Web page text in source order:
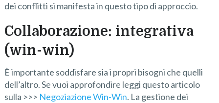
dei conflitti si manifesta in questo tipo di approccio.
Collaborazione: integrativa
(win-win)
È importante soddisfare sia i propri bisogni che quelli
dell’altro. Se vuoi approfondire leggi questo articolo
sulla >>> Negoziazione Win-Win. La gestione dei